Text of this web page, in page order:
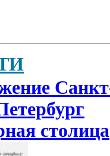
столица